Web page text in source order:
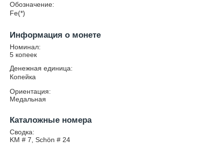
Обозначение:
Fe(*)
Информация о монете
Номинал:
5 копеек
Денежная единица:
Копейка
Ориентация:
Медальная
Каталожные номера
Сводка:
KM # 7, Schön # 24